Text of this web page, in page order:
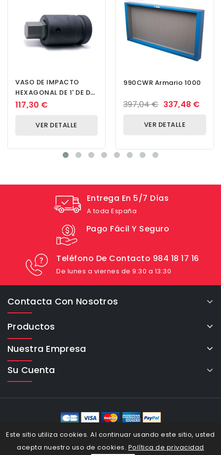
VASO DE IMPACTO
HEXAGONAL DE 1' DE DR.
CUADRADO DE 32 MM
117,30 €
VER DETALLE
990CWR Armario 1000
397,04 € 337,48 €
VER DETALLE
Entrega En 5/7 Días
A toda España
Pago Fácil Y Seguro
Teléfono De Contacto 984 18 17 16
De lunes a viernes de 9:30 a 13:30
Contacta Con Nosotros
Productos
Nuestra Empresa
Su Cuenta
Este sitio utiliza cookies. Al continuar usando este sitio, usted
acepta nuestro uso de cookies. Política de privacidad
eCommerce Cybertron © 2026